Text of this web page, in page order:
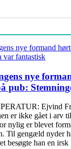
nye
pub:
Ejvind
er ikke gået i arv
nylig er blevet
Til gengæld nyder
besøgte han en